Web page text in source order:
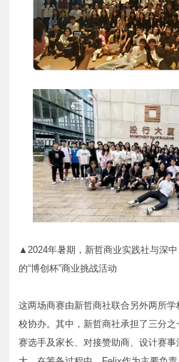
▲2024年暑期，新哲商业实践社与深
的“博创杯”商业挑战活动
这两场商赛由新哲商社联合另外两所
校协办。其中，新哲商社承担了三分
赛选手及家长、对接赞助商、设计赛